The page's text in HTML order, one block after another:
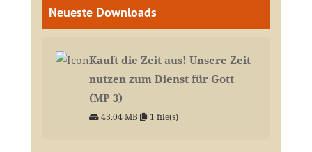
Neueste Downloads
Kauft die Zeit aus! Unsere Zeit
nutzen zum Dienst für Gott
(MP 3)
43.04 MB 1 file(s)